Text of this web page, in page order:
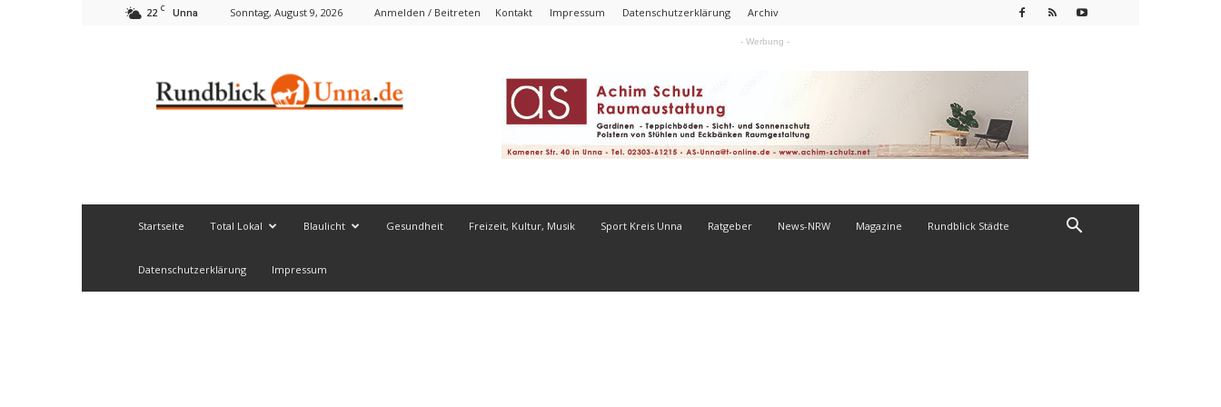
22 C Unna Sonntag, August 9, 2026 Anmelden / Beitreten Kontakt Impressum Datenschutzerklärung Archiv
- Werbung -
Startseite Total Lokal Blaulicht Gesundheit Freizeit, Kultur, Musik Sport Kreis Unna Ratgeber News-NRW Magazine Rundblick Städte
Datenschutzerklärung Impressum